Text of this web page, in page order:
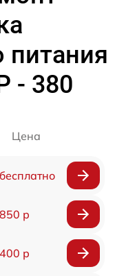
питания
- 380
Цена
бесплатно
850 р
400 р